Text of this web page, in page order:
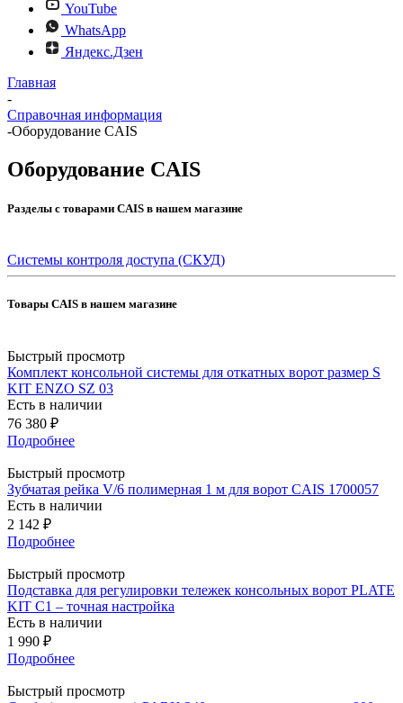
YouTube
WhatsApp
Яндекс.Дзен
Главная
-
Справочная информация
-Оборудование CAIS
Оборудование CAIS
Разделы с товарами CAIS в нашем магазине
Системы контроля доступа (СКУД)
Товары CAIS в нашем магазине
Быстрый просмотр
Комплект консольной системы для откатных ворот размер S
KIT ENZO SZ 03
Есть в наличии
76 380 ₽
Подробнее
Быстрый просмотр
Зубчатая рейка V/6 полимерная 1 м для ворот CAIS 1700057
Есть в наличии
2 142 ₽
Подробнее
Быстрый просмотр
Подставка для регулировки тележек консольных ворот PLATE
KIT C1 – точная настройка
Есть в наличии
1 990 ₽
Подробнее
Быстрый просмотр